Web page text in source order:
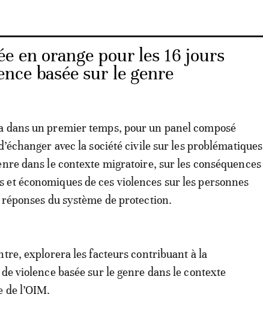
en orange pour les 16 jours
basée sur le genre
dans un premier temps, pour un panel composé
avec la société civile sur les problématiques
dans le contexte migratoire, sur les conséquences
et économiques de ces violences sur les personnes
du système de protection.
explorera les facteurs contribuant à la
violence basée sur le genre dans le contexte
l’OIM.